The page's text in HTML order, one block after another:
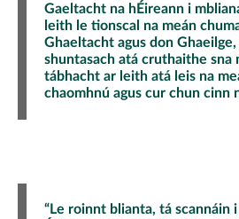
Gaeltacht na hÉireann i
leith le tionscal na meán
Ghaeltacht agus don
shuntasach atá cruthaithe sna
tábhacht ar leith atá leis na
chaomhnú agus cur chun cinn
“Le roinnt blianta, tá scannáin